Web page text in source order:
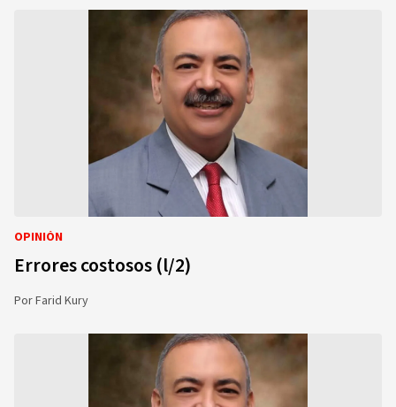
OPINIÓN
Errores costosos (l/2)
PorFarid Kury